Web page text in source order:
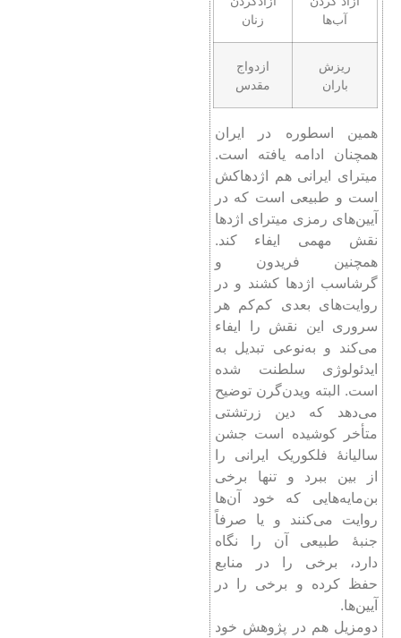
آب‌ها
زنان
ریزش
باران
ازدواج
مقدس
همین اسطوره در ایران
همچنان ادامه یافته است.
میترای ایرانی هم اژدهاکش
است و طبیعی است که در
آیین‌های رمزی میترای اژدها
نقش مهمی ایفاء کند.
همچنین فریدون و
گرشاسب اژدها کشند و در
روایت‌های بعدی کم‌کم هر
سروری این نقش را ایفاء
می‌کند و به‌نوعی تبدیل به
ایدئولوژی سلطنت شده
است. البته ویدن‌گرن توضیح
می‌دهد که دین زرتشتی
متأخر کوشیده است جشن
سالیانۀ فلکوریک ایرانی را
از بین ببرد و تنها برخی
بن‌مایه‌هایی که خود آن‌ها
روایت می‌کنند و یا صرفاً
جنبۀ طبیعی آن را نگاه
دارد، برخی را در منابع
حفظ کرده و برخی را در
آیین‌ها.
دومزیل هم در پژوهش خود